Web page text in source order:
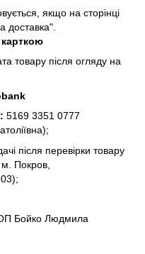
якщо на сторінці
доставка".
товару після огляду на
5169 3351 0777
після перевірки товару
Покров,
Бойко Людмила